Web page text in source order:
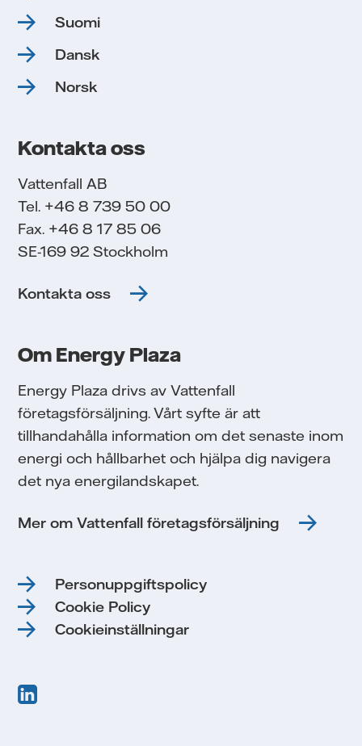
Suomi
Dansk
Norsk
Kontakta oss
Vattenfall AB
Tel. +46 8 739 50 00
Fax. +46 8 17 85 06
SE-169 92 Stockholm
Kontakta oss
Om Energy Plaza
Energy Plaza drivs av Vattenfall
företagsförsäljning. Vårt syfte är att
tillhandahålla information om det senaste inom
energi och hållbarhet och hjälpa dig navigera
det nya energilandskapet.
Mer om Vattenfall företagsförsäljning
Personuppgiftspolicy
Cookie Policy
Cookieinställningar